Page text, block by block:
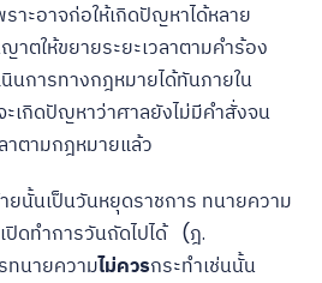
าะอาจก่อให้เกิดปัญหาได้หลาย
าตให้ขยายระยะเวลาตามคำร้อง
นการทางกฎหมายได้ทันภายใน
ะเกิดปัญหาว่าศาลยังไม่มีคำสั่งจน
าตามกฎหมายแล้ว
ยนั้นเป็นวันหยุดราชการ ทนายความ
ปิดทำการวันถัดไปได้ (ฎ.
นายความไม่ควรกระทำเช่นนั้น